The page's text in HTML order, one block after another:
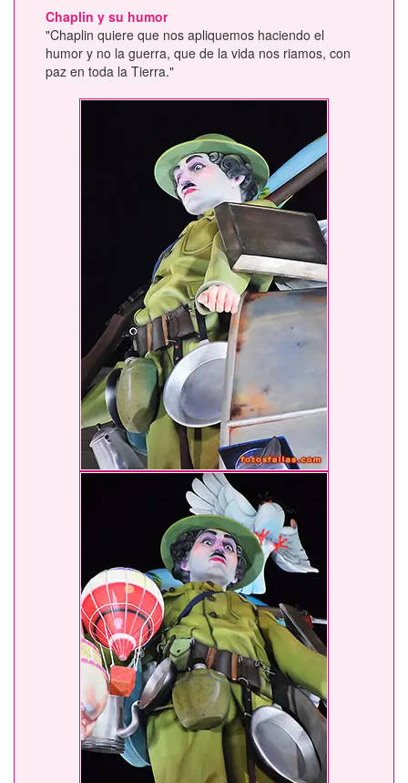
Chaplin y su humor
"Chaplin quiere que nos apliquemos haciendo el
humor y no la guerra, que de la vida nos riamos, con
paz en toda la Tierra."